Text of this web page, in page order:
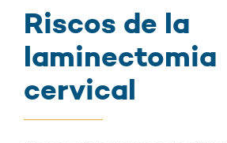
Riscos de la
laminectomia
cervical